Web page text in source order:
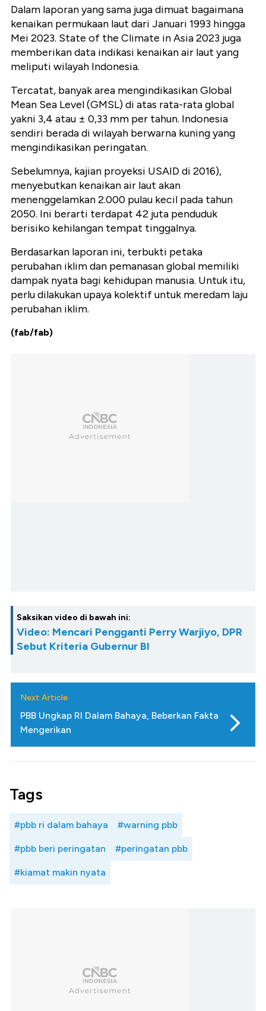
Dalam laporan yang sama juga dimuat bagaimana
kenaikan permukaan laut dari Januari 1993 hingga
Mei 2023. State of the Climate in Asia 2023 juga
memberikan data indikasi kenaikan air laut yang
meliputi wilayah Indonesia.
Tercatat, banyak area mengindikasikan Global
Mean Sea Level (GMSL) di atas rata-rata global
yakni 3,4 atau ± 0,33 mm per tahun. Indonesia
sendiri berada di wilayah berwarna kuning yang
mengindikasikan peringatan.
Sebelumnya, kajian proyeksi USAID di 2016),
menyebutkan kenaikan air laut akan
menenggelamkan 2.000 pulau kecil pada tahun
2050. Ini berarti terdapat 42 juta penduduk
berisiko kehilangan tempat tinggalnya.
Berdasarkan laporan ini, terbukti petaka
perubahan iklim dan pemanasan global memiliki
dampak nyata bagi kehidupan manusia. Untuk itu,
perlu dilakukan upaya kolektif untuk meredam laju
perubahan iklim.
(fab/fab)
Saksikan video di bawah ini:
Video: Mencari Pengganti Perry Warjiyo, DPR
Sebut Kriteria Gubernur BI
Next Article
PBB Ungkap RI Dalam Bahaya, Beberkan Fakta
Mengerikan
Tags
#pbb ri dalam bahaya #warning pbb
#pbb beri peringatan #peringatan pbb
#kiamat makin nyata